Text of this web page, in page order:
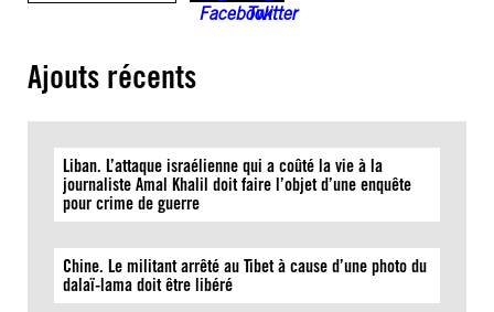
Ajouts récents
Liban. L’attaque israélienne qui a coûté la vie à la
journaliste Amal Khalil doit faire l’objet d’une enquête
pour crime de guerre
Chine. Le militant arrêté au Tibet à cause d’une photo du
dalaï-lama doit être libéré